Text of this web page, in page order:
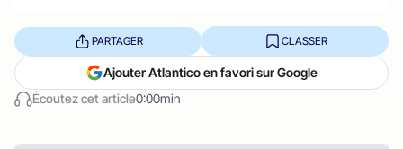
Écoutez cet article0:00min
PARTAGER CLASSER
Ajouter Atlantico en favori sur Google